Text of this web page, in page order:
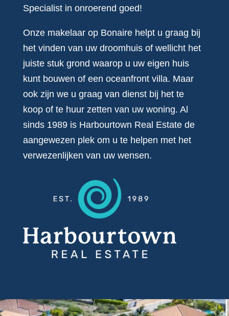
Specialist in onroerend goed!
Onze makelaar op Bonaire helpt u graag bij
het vinden van uw droomhuis of wellicht het
juiste stuk grond waarop u uw eigen huis
kunt bouwen of een oceanfront villa. Maar
ook zijn we u graag van dienst bij het te
koop of te huur zetten van uw woning. Al
sinds 1989 is Harbourtown Real Estate de
aangewezen plek om u te helpen met het
verwezenlijken van uw wensen.